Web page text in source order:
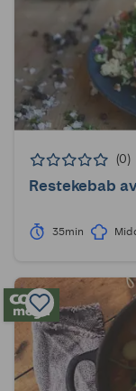
(0)
Restekebab
35min